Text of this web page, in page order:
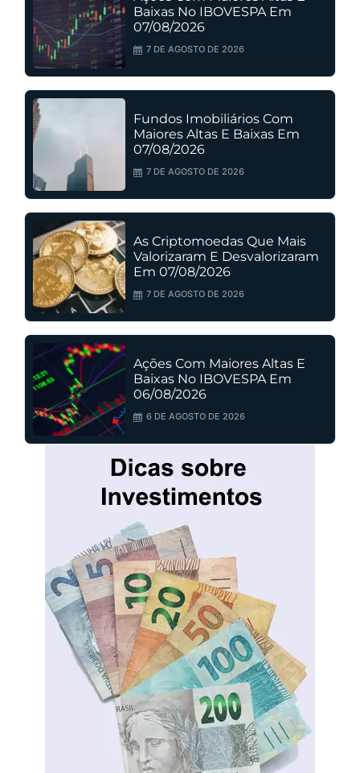
Baixas No IBOVESPA Em
07/08/2026
7 DE AGOSTO DE 2026
Fundos Imobiliários Com
Maiores Altas E Baixas Em
07/08/2026
7 DE AGOSTO DE 2026
As Criptomoedas Que Mais
Valorizaram E Desvalorizaram
Em 07/08/2026
7 DE AGOSTO DE 2026
Ações Com Maiores Altas E
Baixas No IBOVESPA Em
06/08/2026
6 DE AGOSTO DE 2026